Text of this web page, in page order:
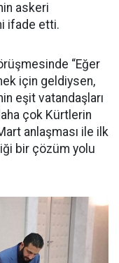
askeri
ifade etti.
“Eğer
için geldiysen,
eşit vatandaşları
çok Kürtlerin
anlaşması ile ilk
bir çözüm yolu